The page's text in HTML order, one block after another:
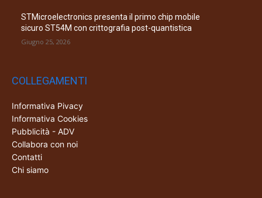
STMicroelectronics presenta il primo chip mobile
sicuro ST54M con crittografia post-quantistica
Giugno 25, 2026
COLLEGAMENTI
Informativa Pivacy
Informativa Cookies
Pubblicità - ADV
Collabora con noi
Contatti
Chi siamo